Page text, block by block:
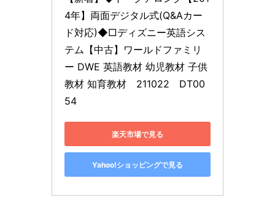
4年】両面デジタル式(Q&Aカー
ド対応)◆□ディズニー英語シス
テム【中古】ワールドファミリ
ー DWE 英語教材 幼児教材 子供
教材 知育教材　211022　DT00
54
楽天市場で見る
Yahoo!ショッピングで見る